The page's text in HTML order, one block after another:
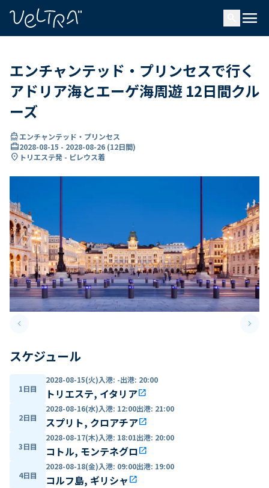
menu
エンチャンテッド・プリンセスで行く
アドリア海とエーゲ海周遊 12日間クル
ーズ
directions_boatエンチャンテッド・プリンセス
card_travel2028-08-15 - 2028-08-26 (12日間)
location_on トリエステ発 - ピレウス着
keyboard_arrow_leftPrevious slide keyboard_arrow_right
スケジュール
1日目
2028-08-15(火)入港: -出港: 20:00
トリエステ, イタリアopen_in_new
2日目
2028-08-16(水)入港: 12:00出港: 21:00
スプリト, クロアチアopen_in_new
3日目
2028-08-17(木)入港: 18:01出港: 20:00
コトル, モンテネグロopen_in_new
4日目
2028-08-18(金)入港: 09:00出港: 19:00
コルフ島, ギリシャ open_in_new